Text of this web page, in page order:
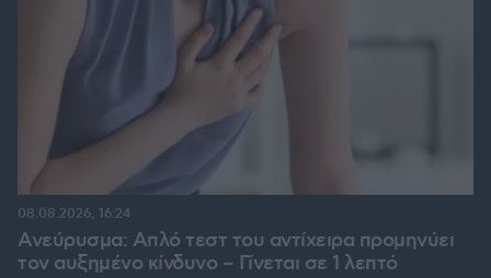
Ανεύρυσμα: Απλό τεστ του αντίχειρα προμηνύει
τον αυξημένο κίνδυνο – Γίνεται σε 1 λεπτό
08.08.2026, 16:24